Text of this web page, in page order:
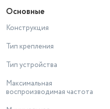
Основные
Конструкция
Тип крепления
Тип устройства
Максимальная
воспроизводимая частота